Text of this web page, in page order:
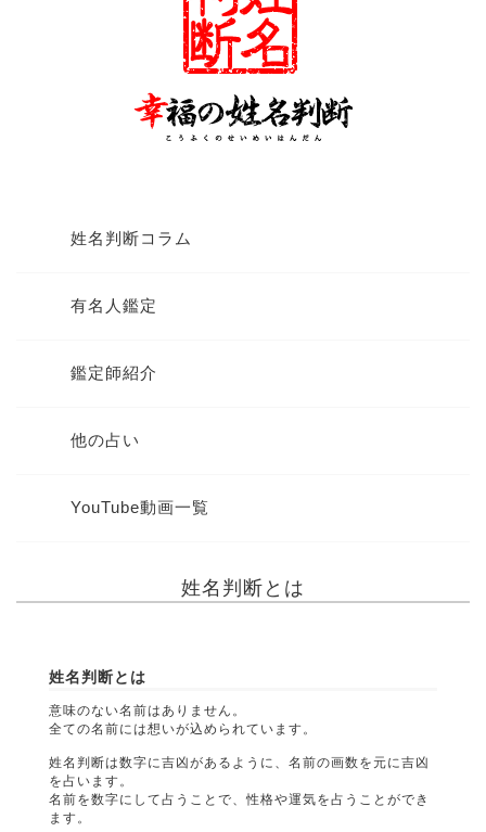
姓名判断コラム
有名人鑑定
鑑定師紹介
他の占い
YouTube動画一覧
姓名判断とは
姓名判断とは
意味のない名前はありません。
全ての名前には想いが込められています。
姓名判断は数字に吉凶があるように、名前の画数を元に吉凶
を占います。
名前を数字にして占うことで、性格や運気を占うことができ
ます。